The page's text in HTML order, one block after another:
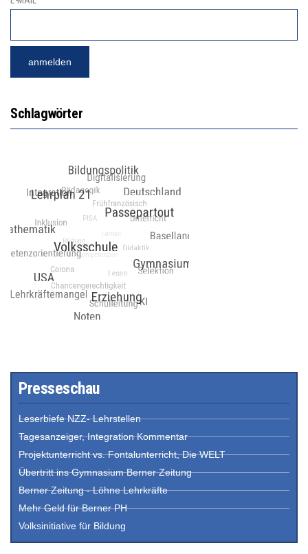
Schlagwörter
Presseschau
Leserbiefe NZZ- Lehrstellen
Tagesanzeiger, Integration Kommentar
Projektunterricht vs. Fontalunterricht, Die WELT
Übertritt ins Gymnasium Berner Zeitung
Berner Zeitung - Löhne Lehrkräfte
Mehr Geld für Berner PH
Volksinitiative für Bildung